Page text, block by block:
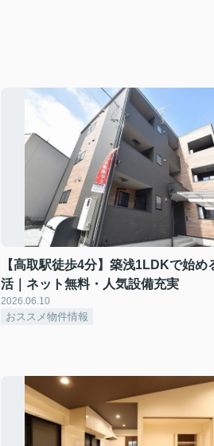
【高取駅徒歩4分】築浅1LDKで始め
活｜ネット無料・人気設備充実
2026.06.10
おススメ物件情報